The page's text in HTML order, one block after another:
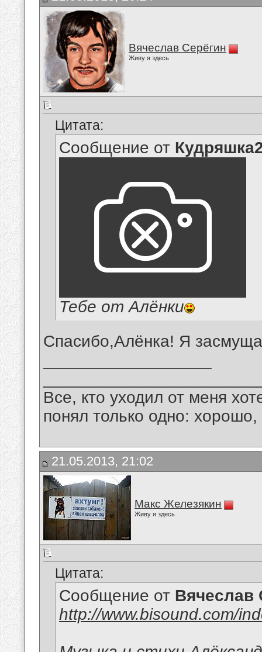
Вячеслав Серёгин
Живу я здесь
Цитата:
Сообщение от
Тебе от Алёнки
Спасибо,Алёнка! Я
Все, кто уходил от меня
понял только одно:
21.05.2013, 21:02
Макс Железякин
Живу я здесь
Цитата:
Сообщение от Вячеслав
http://www.bisound.com/